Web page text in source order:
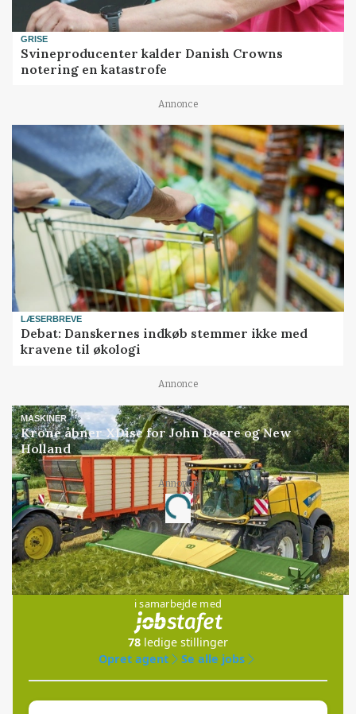
GRISE
Svineproducenter kalder Danish Crowns
notering en katastrofe
Annonce
LÆSERBREVE
Debat: Danskernes indkøb stemmer ikke med
kravene til økologi
Annonce
MASKINER
Krone åbner XDisc for John Deere og New
Holland
Annonce
Loading...
Jobs
i samarbejde med
78 ledige stillinger
Opret agent
Se alle jobs